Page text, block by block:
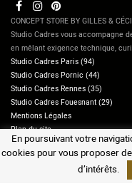
CONCEPT STORE BY GILLES &
Studio Cadres vous accompagne
en mêlant exigence technique,
Studio Cadres Paris (94)
Studio Cadres Pornic (44)
Studio Cadres Rennes (35)
Studio Cadres Fouesnant (29)
Mentions Légales
Plan du site
Contactez-nous
En poursuivant votre
cookies pour vous proposer
d’intérêts.